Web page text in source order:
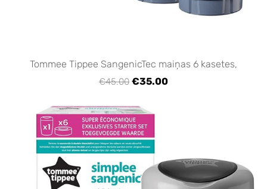
Tommee Tippee SangenicTec maiņas 6 kasetes,
€45.00 €35.00